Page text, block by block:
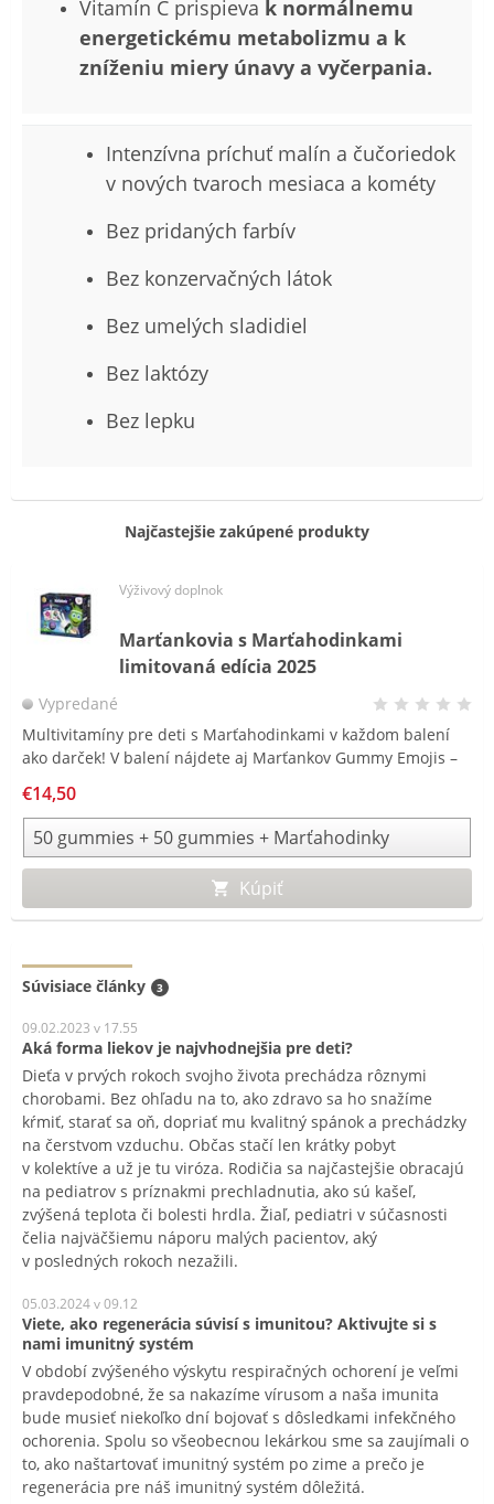
Vitamín C prispieva k normálnemu
energetickému metabolizmu a k
zníženiu miery únavy a vyčerpania.
Intenzívna príchuť malín a čučoriedok
v nových tvaroch mesiaca a kométy
Bez pridaných farbív
Bez konzervačných látok
Bez umelých sladidiel
Bez laktózy
Bez lepku
Najčastejšie zakúpené produkty
Výživový doplnok
Marťankovia s Marťahodinkami
limitovaná edícia 2025
Vypredané
Multivitamíny pre deti s Marťahodinkami v každom balení
ako darček! V balení nájdete aj Marťankov Gummy Emojis –
a najpredávanejších Marťankov Gummy s bazou čiernou.
Kúpou tohto balenia podporujete organizáciu ČERVENÝ NOS
Clowndoctors.
€14,50
Kúpiť
Súvisiace články 3
09.02.2023 v 17.55
Aká forma liekov je najvhodnejšia pre deti?
Dieťa v prvých rokoch svojho života prechádza rôznymi
chorobami. Bez ohľadu na to, ako zdravo sa ho snažíme
kŕmiť, starať sa oň, dopriať mu kvalitný spánok a prechádzky
na čerstvom vzduchu. Občas stačí len krátky pobyt
v kolektíve a už je tu viróza. Rodičia sa najčastejšie obracajú
na pediatrov s príznakmi prechladnutia, ako sú kašeľ,
zvýšená teplota či bolesti hrdla. Žiaľ, pediatri v súčasnosti
čelia najväčšiemu náporu malých pacientov, aký
v posledných rokoch nezažili.
05.03.2024 v 09.12
Viete, ako regenerácia súvisí s imunitou? Aktivujte si s
nami imunitný systém
V období zvýšeného výskytu respiračných ochorení je veľmi
pravdepodobné, že sa nakazíme vírusom a naša imunita
bude musieť niekoľko dní bojovať s dôsledkami infekčného
ochorenia. Spolu so všeobecnou lekárkou sme sa zaujímali o
to, ako naštartovať imunitný systém po zime a prečo je
regenerácia pre náš imunitný systém dôležitá.